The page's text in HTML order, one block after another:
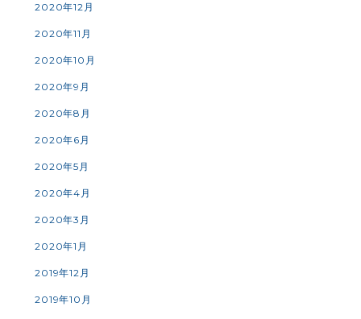
2020年12月
2020年11月
2020年10月
2020年9月
2020年8月
2020年6月
2020年5月
2020年4月
2020年3月
2020年1月
2019年12月
2019年10月